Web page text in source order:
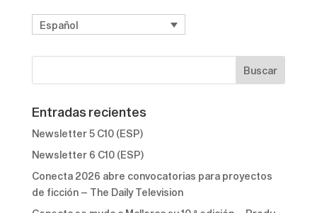
Español
Entradas recientes
Newsletter 5 C10 (ESP)
Newsletter 6 C10 (ESP)
Conecta 2026 abre convocatorias para proyectos
de ficción – The Daily Television